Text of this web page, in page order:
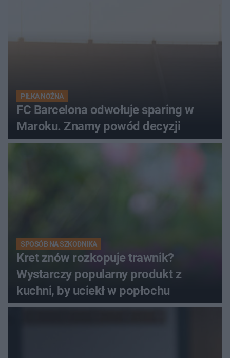
PIŁKA NOŻNA
FC Barcelona odwołuje sparing w
Maroku. Znamy powód decyzji
SPOSÓB NA SZKODNIKA
Kret znów rozkopuje trawnik?
Wystarczy popularny produkt z
kuchni, by uciekł w popłochu